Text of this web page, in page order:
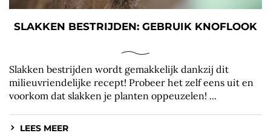
SLAKKEN BESTRIJDEN: GEBRUIK KNOFLOOK
Slakken bestrijden wordt gemakkelijk dankzij dit
milieuvriendelijke recept! Probeer het zelf eens uit en
voorkom dat slakken je planten oppeuzelen! ...
LEES MEER